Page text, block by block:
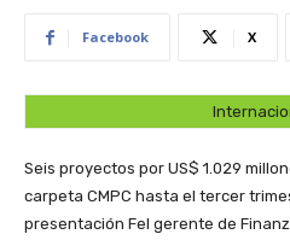
Facebook X
Seis proyectos por US$ 1.029
carpeta CMPC hasta el tercer
presentación Fel gerente de